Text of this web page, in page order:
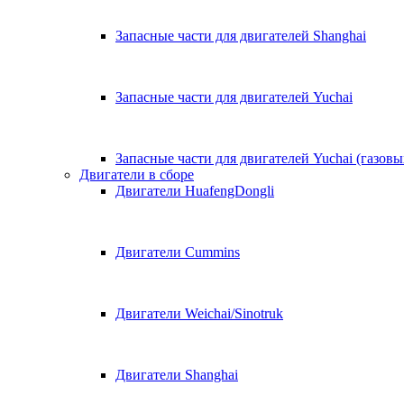
Запасные части для двигателей Shanghai
Запасные части для двигателей Yuchai
Запасные части для двигателей Yuchai
Двигатели в сборе
Двигатели HuafengDongli
Двигатели Cummins
Двигатели Weichai/Sinotruk
Двигатели Shanghai